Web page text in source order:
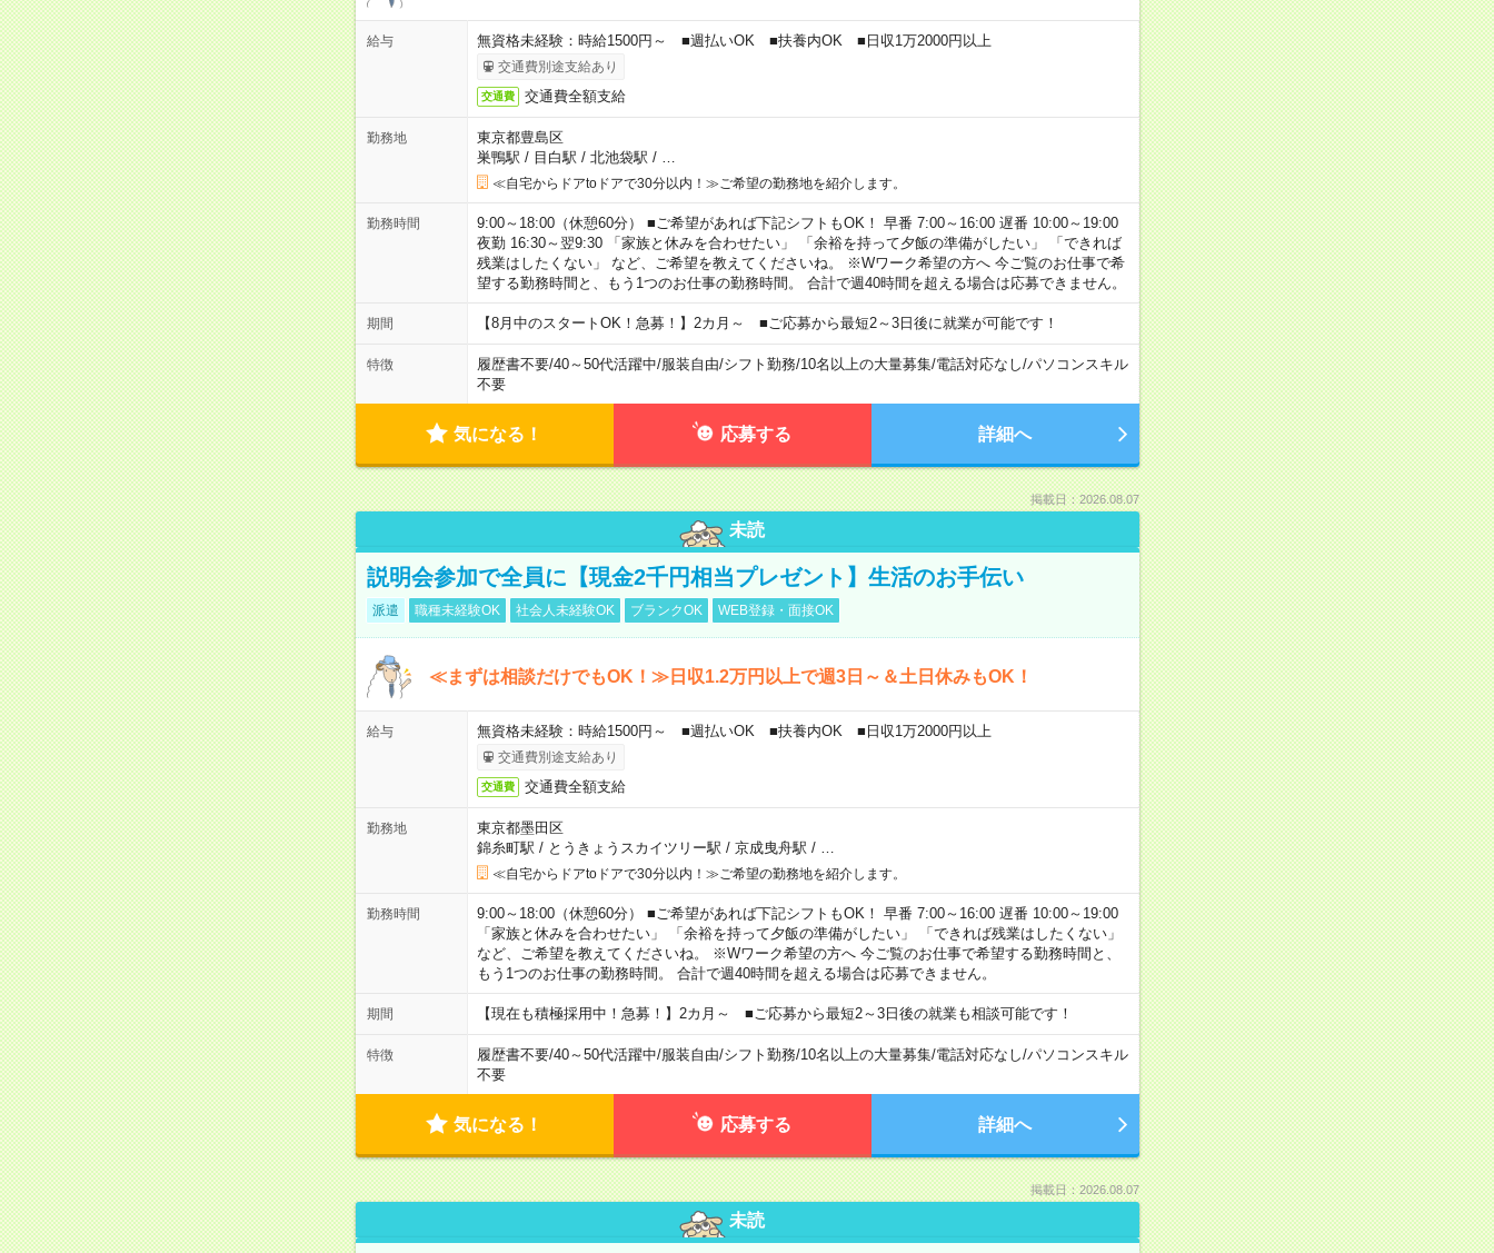
給与 無資格未経験：時給1500円～ ■週払いOK ■扶養内OK ■日収1万2000円以上
交通費別途支給あり
交通費 交通費全額支給
勤務地
東京都豊島区
巣鴨駅 / 目白駅 / 北池袋駅 /
≪自宅からドアtoドアで30分以内！≫ご希望の勤務地を紹介します。
勤務時間
9:00～18:00（休憩60分） ■ご希望があれば下記シフトもOK！ 早番 7:00～16:00 遅番 10:00～19:00
夜勤 16:30～翌9:30 「家族と休みを合わせたい」 「余裕を持って夕飯の準備がしたい」 「できれば
残業はしたくない」 など、ご希望を教えてくださいね。 ※Wワーク希望の方へ 今ご覧のお仕事で希
望する勤務時間と、もう1つのお仕事の勤務時間。 合計で週40時間を超える場合は応募できません。
期間 【8月中のスタートOK！急募！】2カ月～ ■ご応募から最短2～3日後に就業が可能です！
特徴 履歴書不要/40～50代活躍中/服装自由/シフト勤務/10名以上の大量募集/電話対応なし/パソコンスキル
不要
気になる！ 応募する 詳細へ
掲載日：2026.08.07
未読
説明会参加で全員に【現金2千円相当プレゼント】生活のお手伝い
派遣 職種未経験OK 社会人未経験OK ブランクOK WEB登録・面接OK
≪まずは相談だけでもOK！≫日収1.2万円以上で週3日～＆土日休みもOK！
給与 無資格未経験：時給1500円～ ■週払いOK ■扶養内OK ■日収1万2000円以上
交通費別途支給あり
交通費 交通費全額支給
勤務地
東京都墨田区
錦糸町駅 / とうきょうスカイツリー駅 / 京成曳舟駅 /
≪自宅からドアtoドアで30分以内！≫ご希望の勤務地を紹介します。
勤務時間
9:00～18:00（休憩60分） ■ご希望があれば下記シフトもOK！ 早番 7:00～16:00 遅番 10:00～19:00
「家族と休みを合わせたい」 「余裕を持って夕飯の準備がしたい」 「できれば残業はしたくない」
など、ご希望を教えてくださいね。 ※Wワーク希望の方へ 今ご覧のお仕事で希望する勤務時間と、
もう1つのお仕事の勤務時間。 合計で週40時間を超える場合は応募できません。
期間 【現在も積極採用中！急募！】2カ月～ ■ご応募から最短2～3日後の就業も相談可能です！
特徴 履歴書不要/40～50代活躍中/服装自由/シフト勤務/10名以上の大量募集/電話対応なし/パソコンスキル
不要
気になる！ 応募する 詳細へ
掲載日：2026.08.07
未読